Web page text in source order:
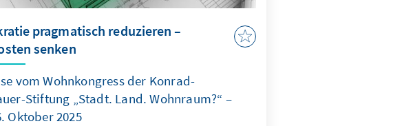
pragmatisch reduzieren –
senken
vom Wohnkongress der Konrad-
Stiftung „Stadt. Land. Wohnraum?“ –
Oktober 2025